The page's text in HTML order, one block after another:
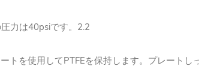
力は40psiです。2.2
トを使用してPTFEを保持します。プレートし